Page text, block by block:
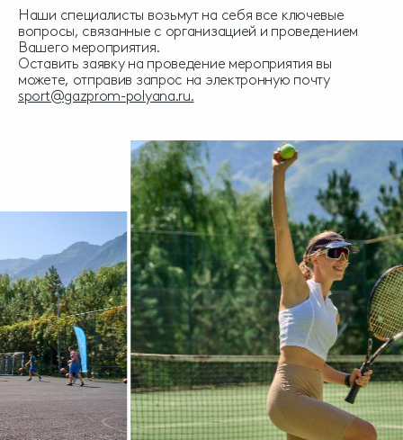
Наши специалисты возьмут на себя все ключевые
вопросы, связанные с организацией и проведением
Вашего мероприятия.
Оставить заявку на проведение мероприятия вы
можете, отправив запрос на электронную почту
sport@gazprom-polyana.ru.